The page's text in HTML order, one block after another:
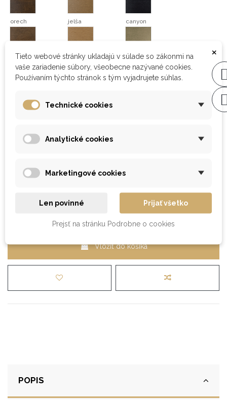
orech
orech
jelša canyon
sonoma bardolino
Magic Velvet
208,08 €
Vložiť do košíka
POPIS
×
Tieto webové stránky ukladajú v súlade so zákonmi na
vaše zariadenie súbory, všeobecne nazývané cookies.
Používaním týchto stránok s tým vyjadrujete súhlas.
Technické cookies
Analytické cookies
Marketingové cookies
Len povinné Prijať všetko
Prejsť na stránku Podrobne o cookies